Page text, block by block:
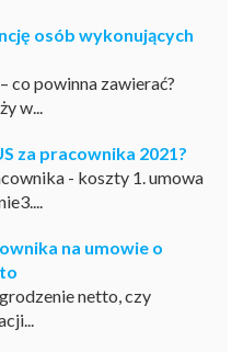
osób wykonujących
co powinna zawierać?
w...
za pracownika 2021?
- koszty 1. umowa
na umowie o
netto, czy